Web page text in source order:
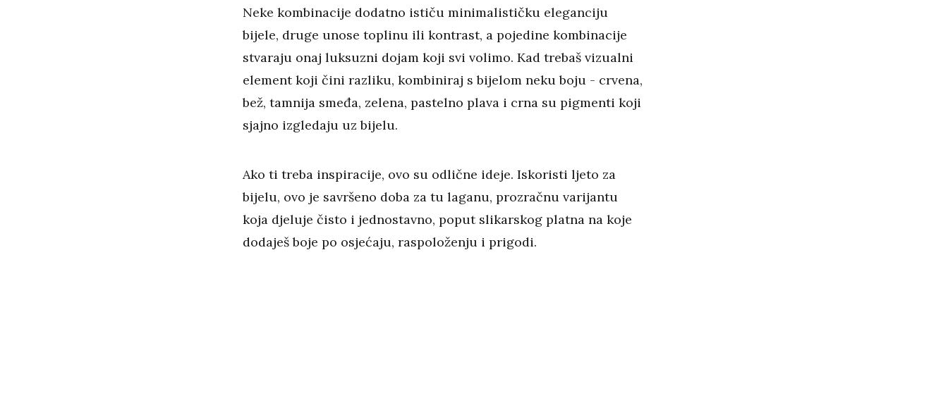
Neke kombinacije dodatno ističu minimalističku eleganciju
bijele, druge unose toplinu ili kontrast, a pojedine kombinacije
stvaraju onaj luksuzni dojam koji svi volimo. Kad trebaš vizualni
element koji čini razliku, kombiniraj s bijelom neku boju - crvena,
bež, tamnija smeđa, zelena, pastelno plava i crna su pigmenti koji
sjajno izgledaju uz bijelu.
Ako ti treba inspiracije, ovo su odlične ideje. Iskoristi ljeto za
bijelu, ovo je savršeno doba za tu laganu, prozračnu varijantu
koja djeluje čisto i jednostavno, poput slikarskog platna na koje
dodaješ boje po osjećaju, raspoloženju i prigodi.